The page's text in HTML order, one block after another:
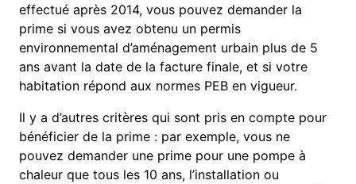
effectué après 2014, vous pouvez demander la
prime si vous avez obtenu un permis
environnemental d’aménagement urbain plus de 5
ans avant la date de la facture finale, et si votre
habitation répond aux normes PEB en vigueur.
Il y a d’autres critères qui sont pris en compte pour
bénéficier de la prime : par exemple, vous ne
pouvez demander une prime pour une pompe à
chaleur que tous les 10 ans, l’installation ou